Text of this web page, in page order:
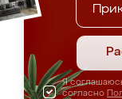
Я
согласно